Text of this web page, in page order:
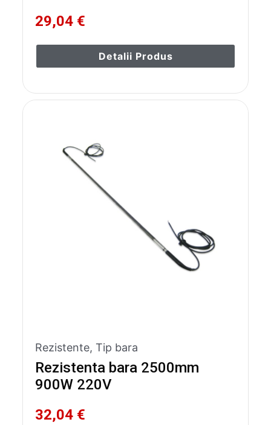
29,04 €
Detalii Produs
Rezistente,Tip bara
Rezistenta bara 2500mm
900W 220V
32,04 €